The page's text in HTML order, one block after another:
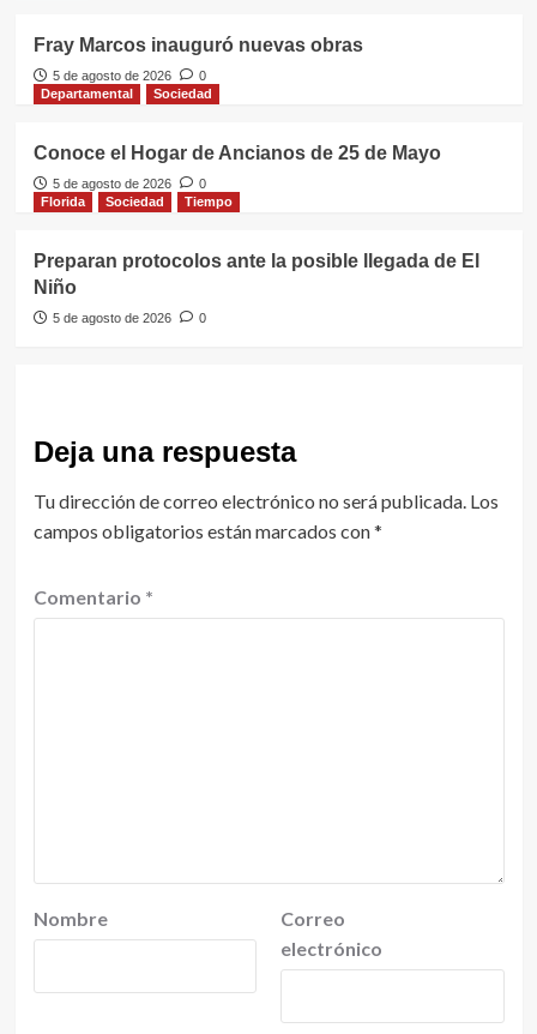
Fray Marcos inauguró nuevas obras
5 de agosto de 2026
0
Departamental
Sociedad
Conoce el Hogar de Ancianos de 25 de Mayo
5 de agosto de 2026
0
Florida
Sociedad Tiempo
Preparan protocolos ante la posible llegada de El
Niño
5 de agosto de 2026 0
Deja una respuesta
Tu dirección de correo electrónico no será publicada. Los
campos obligatorios están marcados con*
Comentario *
Nombre
Correo
electrónico